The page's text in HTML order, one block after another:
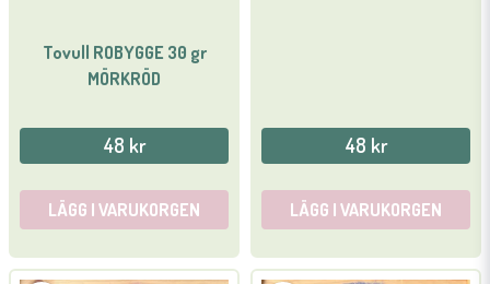
Tovull ROBYGGE 30 gr
MÖRKRÖD
48 kr
LÄGG I VARUKORGEN
48 kr
LÄGG I VARUKORGEN